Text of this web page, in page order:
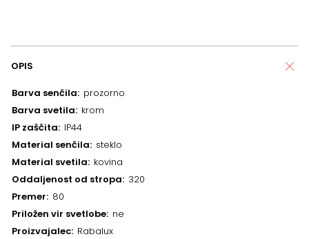
OPIS
Barva senčila prozorno
Barva svetila krom
IP zaščita IP44
Material senčila steklo
Material svetila kovina
Oddaljenost od stropa 320
Premer 80
Priložen vir svetlobe ne
Proizvajalec Rabalux